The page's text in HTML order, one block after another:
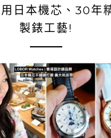
日本機芯、30年
製錶工藝!